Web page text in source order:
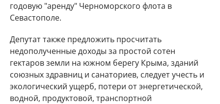
годовую "аренду" Черноморского флота в
Севастополе.
Депутат также предложить просчитать
недополученные доходы за простой сотен
гектаров земли на южном берегу Крыма, зданий
союзных здравниц и санаториев, следует учесть и
экологический ущерб, потери от энергетической,
водной, продуктовой, транспортной